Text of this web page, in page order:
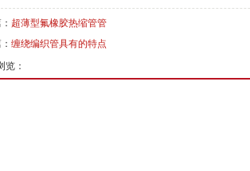
超薄型氟橡胶热缩管管
缠绕编织管具有的特点
览：